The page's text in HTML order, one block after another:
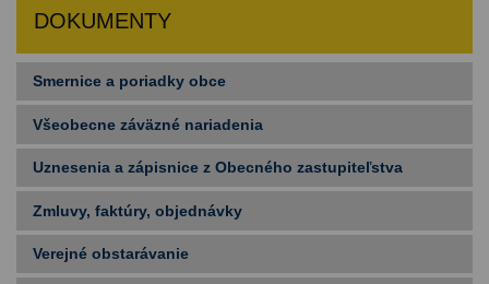
DOKUMENTY
Smernice a poriadky obce
Všeobecne záväzné nariadenia
Uznesenia a zápisnice z Obecného zastupiteľstva
Zmluvy, faktúry, objednávky
Verejné obstarávanie